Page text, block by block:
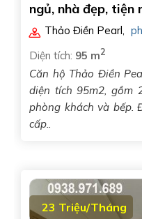
ngủ, nhà đẹp, tiện
Thảo Điền Pearl,
Diện tích: 95 m2
Căn hộ Thảo Điền
diện tích 95m2, gồm
phòng khách và bếp.
cấp..
23 Triệu/Tháng